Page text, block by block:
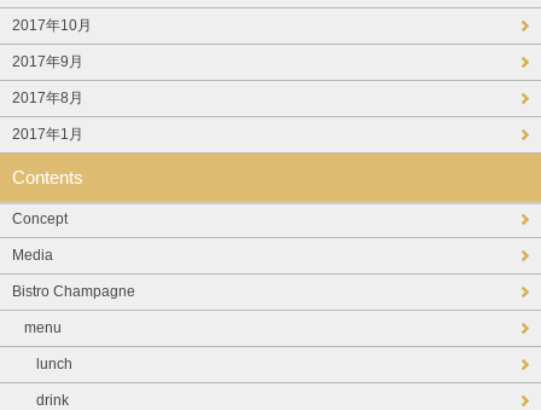
2017年10月
2017年9月
2017年8月
2017年1月
Contents
Concept
Media
Bistro Champagne
menu
lunch
drink